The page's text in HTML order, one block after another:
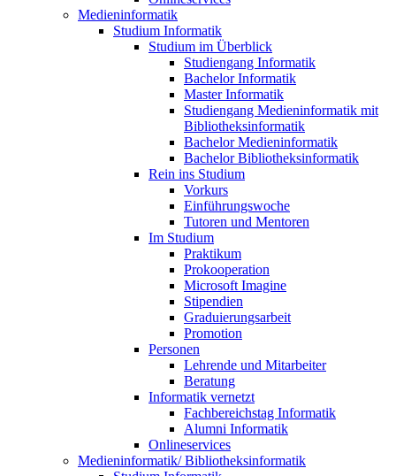
Medieninformatik
Studium Informatik
Studium im Überblick
Studiengang Informatik
Bachelor Informatik
Master Informatik
Studiengang Medieninformatik mit
Bibliotheksinformatik
Bachelor Medieninformatik
Bachelor Bibliotheksinformatik
Rein ins Studium
Vorkurs
Einführungswoche
Tutoren und Mentoren
Im Studium
Praktikum
Prokooperation
Microsoft Imagine
Stipendien
Graduierungsarbeit
Promotion
Personen
Lehrende und Mitarbeiter
Beratung
Informatik vernetzt
Fachbereichstag Informatik
Alumni Informatik
Onlineservices
Medieninformatik/ Bibliotheksinformatik